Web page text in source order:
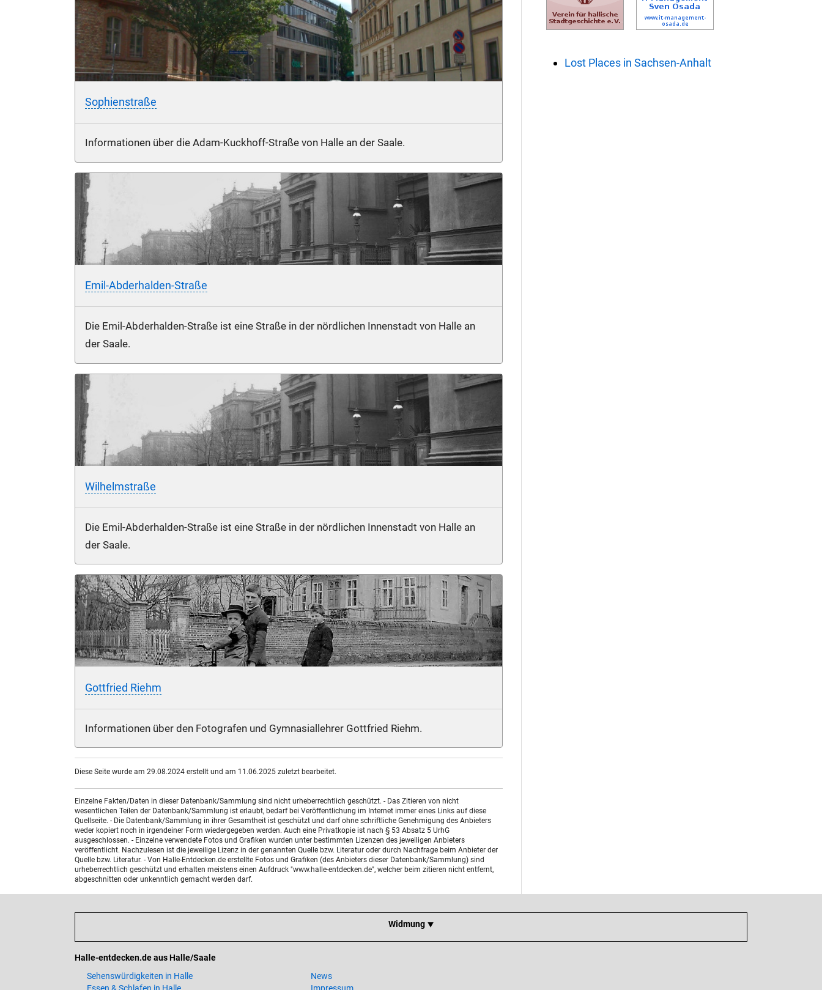
Sophienstraße
Informationen über die Adam-Kuckhoff-Straße von Halle an der Saale.
Emil-Abderhalden-Straße
Die Emil-Abderhalden-Straße ist eine Straße in der nördlichen Innenstadt von Halle an
der Saale.
Wilhelmstraße
Die Emil-Abderhalden-Straße ist eine Straße in der nördlichen Innenstadt von Halle an
der Saale.
Gottfried Riehm
Informationen über den Fotografen und Gymnasiallehrer Gottfried Riehm.
Diese Seite wurde am 29.08.2024 erstellt und am 11.06.2025 zuletzt bearbeitet.
Einzelne Fakten/Daten in dieser Datenbank/Sammlung sind nicht urheberrechtlich geschützt. - Das Zitieren von nicht
wesentlichen Teilen der Datenbank/Sammlung ist erlaubt, bedarf bei Veröffentlichung im Internet immer eines Links auf diese
Quellseite. - Die Datenbank/Sammlung in ihrer Gesamtheit ist geschützt und darf ohne schriftliche Genehmigung des Anbieters
weder kopiert noch in irgendeiner Form wiedergegeben werden. Auch eine Privatkopie ist nach § 53 Absatz 5 UrhG
ausgeschlossen. - Einzelne verwendete Fotos und Grafiken wurden unter bestimmten Lizenzen des jeweiligen Anbieters
veröffentlicht. Nachzulesen ist die jeweilige Lizenz in der genannten Quelle bzw. Literatur oder durch Nachfrage beim Anbieter der
Quelle bzw. Literatur. - Von Halle-Entdecken.de erstellte Fotos und Grafiken (des Anbieters dieser Datenbank/Sammlung) sind
urheberrechtlich geschützt und erhalten meistens einen Aufdruck "www.halle-entdecken.de", welcher beim zitieren nicht entfernt,
abgeschnitten oder unkenntlich gemacht werden darf.
Lost Places in Sachsen-Anhalt
Widmung ⯆
Halle-entdecken.de aus Halle/Saale
Sehenswürdigkeiten in Halle
News